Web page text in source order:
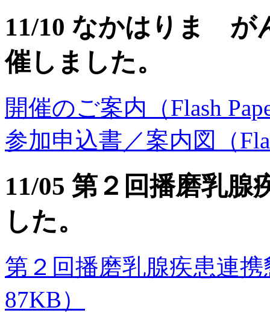
11/10 なかはりま が
催しました。
開催のご案内（Flash
参加申込書／案内図（
11/05 第２回播磨乳腺
した。
第２回播磨乳腺疾患連携
87KB）